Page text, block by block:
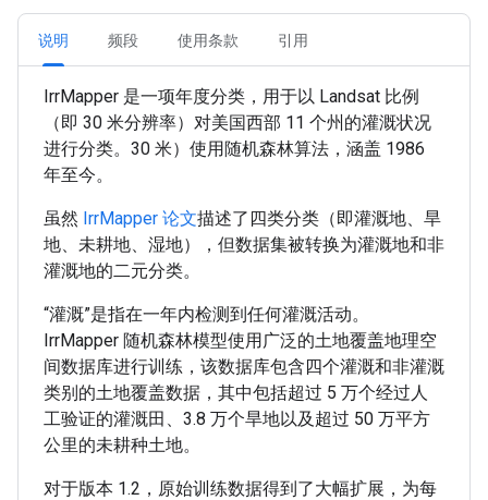
说明 频段 使用条款 引用
IrrMapper 是一项年度分类，用于以 Landsat 比例
（即 30 米分辨率）对美国西部 11 个州的灌溉状况
进行分类。30 米）使用随机森林算法，涵盖 1986
年至今。
虽然 IrrMapper 论文描述了四类分类（即灌溉地、旱
地、未耕地、湿地），但数据集被转换为灌溉地和非
灌溉地的二元分类。
“灌溉”是指在一年内检测到任何灌溉活动。
IrrMapper 随机森林模型使用广泛的土地覆盖地理空
间数据库进行训练，该数据库包含四个灌溉和非灌溉
类别的土地覆盖数据，其中包括超过 5 万个经过人
工验证的灌溉田、3.8 万个旱地以及超过 50 万平方
公里的未耕种土地。
对于版本 1.2，原始训练数据得到了大幅扩展，为每